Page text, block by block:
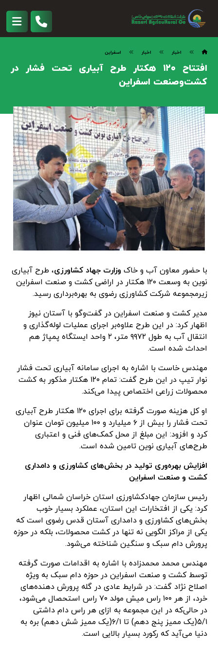
اخبار اخبار اسفراین
افتتاح ۱۲۰ هکتار طرح آبیاری تحت فشار در
کشت‌وصنعت اسفراین
با حضور معاون آب و خاک وزارت جهاد کشاورزی، طرح آبیاری
نوین به وسعت ۱۲۰ هکتار در اراضی کشت و صنعت اسفراین
زیرمجموعه شرکت کشاورزی رضوی به بهره‌برداری رسید.
مدیر کشت و صنعت اسفراین در گفت‌وگو با آستان نیوز
اظهار کرد: در این طرح علاوه‌بر اجرای عملیات لوله‌گذاری و
انتقال آب به طول ۹۹۷۲ متر، ۲ واحد ایستگاه پمپاژ هم
احداث شده است.
مهندس خاست با اشاره به اجرای سامانه آبیاری تحت فشار
نوار تیپ در این طرح گفت: تمام ۱۲۰ هکتار مذکور به کشت
محصولات زراعی اختصاص پیدا می‌کند.
او کل هزینه صورت گرفته برای اجرای ۱۲۰ هکتار طرح آبیاری
تحت فشار را بیش از ۶ میلیارد و ۱۰۰ میلیون تومان عنوان
کرد و افزود: این مبلغ از محل کمک‌های فنی و اعتباری
طرح‌های آبیاری نوین تامین شده است.
افزایش بهره‌وری تولید در بخش‌های کشاورزی و دامداری
کشت و صنعت اسفراین
رئیس سازمان جهادکشاورزی استان خراسان شمالی اظهار
کرد: یکی از افتخارات این استان، عملکرد بسیار خوب
بخش‌های کشاورزی و دامداری آستان قدس رضوی است که
یکی از مراکز الگویی نه تنها در کشت محصولات، بلکه در حوزه
پرورش دام سبک و سنگین شناخته می‌شود.
مهندس محمد محمدزاده با اشاره به اقدامات صورت گرفته
توسط کشت و صنعت اسفراین در حوزه دام سبک به ویژه
اصلاح نژاد گفت: در شرایط عادی در گله پرورش دهنده‌های
خرد، از هر ۱۰۰ راس میش مولد ۷۰ راس استحصال می‌شود،
در حالی‌که در این مجموعه به ازای هر راس دام داشتی
۵/۱(یک ممیز پنج دهم) تا ۶/۱(یک ممیز شش دهم) بره به
دنیا می‌آید که رکورد بسیار بالایی است.